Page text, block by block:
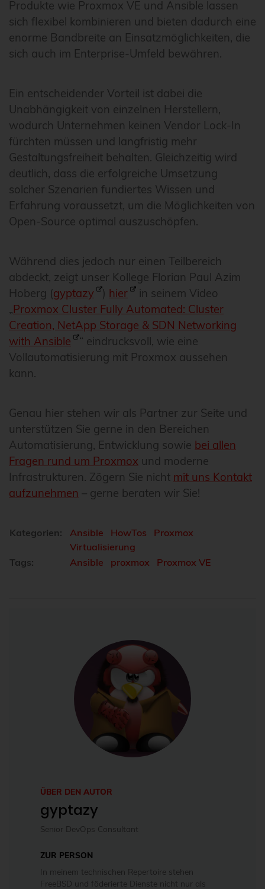
Produkte wie Proxmox VE und Ansible lassen
sich flexibel kombinieren und bieten dadurch eine
enorme Bandbreite an Einsatzmöglichkeiten, die
sich auch im Enterprise-Umfeld bewähren.
Ein entscheidender Vorteil ist dabei die
Unabhängigkeit von einzelnen Herstellern,
wodurch Unternehmen keinen Vendor Lock-In
fürchten müssen und langfristig mehr
Gestaltungsfreiheit behalten. Gleichzeitig wird
deutlich, dass die erfolgreiche Umsetzung
solcher Szenarien fundiertes Wissen und
Erfahrung voraussetzt, um die Möglichkeiten von
Open-Source optimal auszuschöpfen.
Während dies jedoch nur einen Teilbereich
abdeckt, zeigt unser Kollege Florian Paul Azim
Hoberg (gyptazy ) hier
in seinem Video
„Proxmox Cluster Fully Automated: Cluster
Creation, NetApp Storage & SDN Networking
with Ansible
“ eindrucksvoll, wie eine
Vollautomatisierung mit Proxmox aussehen
kann.
Genau hier stehen wir als Partner zur Seite und
unterstützen Sie gerne in den Bereichen
Automatisierung, Entwicklung sowie bei allen
Fragen rund um Proxmox und moderne
Infrastrukturen. Zögern Sie nicht mit uns Kontakt
aufzunehmen – gerne beraten wir Sie!
Kategorien: Ansible HowTos
Proxmox
Virtualisierung
Tags:
Ansible proxmox Proxmox VE
ÜBER DEN AUTOR
gyptazy
Senior DevOps Consultant
ZUR PERSON
In meinem technischen Repertoire stehen
FreeBSD und föderierte Dienste nicht nur als